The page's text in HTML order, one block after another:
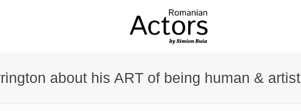
about his ART of being human & artist